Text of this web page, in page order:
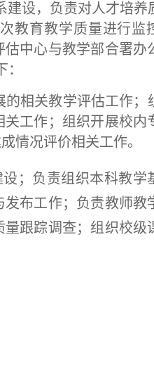
设，负责对人才培养
教育教学质量进行监
中心与教学部合署办
相关教学评估工作；
工作；组织开展校内
情况评价相关工作。
；负责组织本科教学
布工作；负责教师教
跟踪调查；组织校级